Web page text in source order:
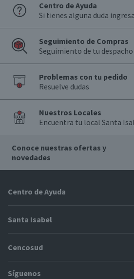
Centro de Ayuda
Si tienes alguna duda
Seguimiento de Compras
Seguimiento de tu
Problemas con tu pedido
Resuelve dudas
Nuestros Locales
Encuentra tu local Santa
Conoce nuestras ofertas y
novedades
Centro de Ayuda
Problemas con tu pedido
Cómo modificar mis datos
Modos de entrega y cobertura
Santa Isabel
Proveedores
Cencosud
Paris
Síguenos